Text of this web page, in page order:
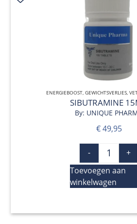
QUICK VIEW
ENERGIEBOOST, GEWICHTSVERLIES,
SIBUTRAMINE
By: UNIQUE
€49,95
-
+
Toevoegen aan
winkelwagen